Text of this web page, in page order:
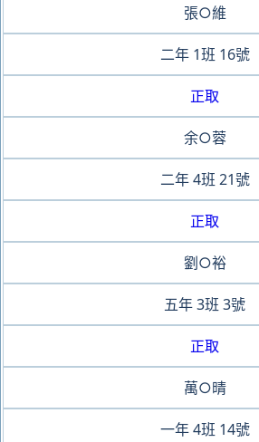
張○維
二年 1班 16號
正取
余○蓉
二年 4班 21號
正取
劉○裕
五年3班 3號
正取
萬○晴
一年 4班 14號